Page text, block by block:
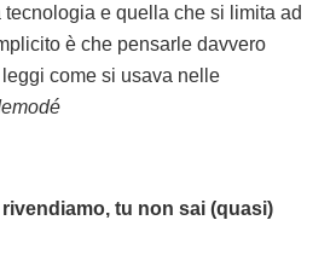
e quella che si limita ad
è che pensarle davvero
come si usava nelle
tu non sai (quasi)